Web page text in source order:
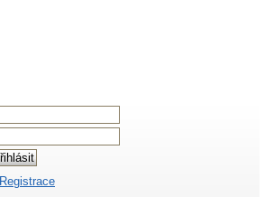
Registrace